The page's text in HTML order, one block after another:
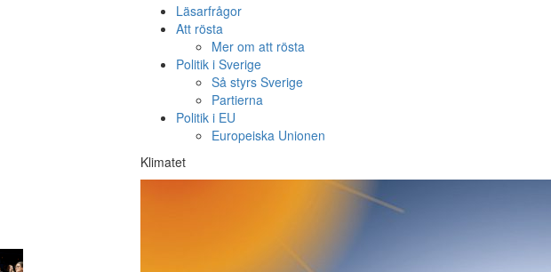
Läsarfrågor
Att rösta
Mer om att rösta
Politik i Sverige
Så styrs Sverige
Partierna
Politik i EU
Europeiska Unionen
Klimatet